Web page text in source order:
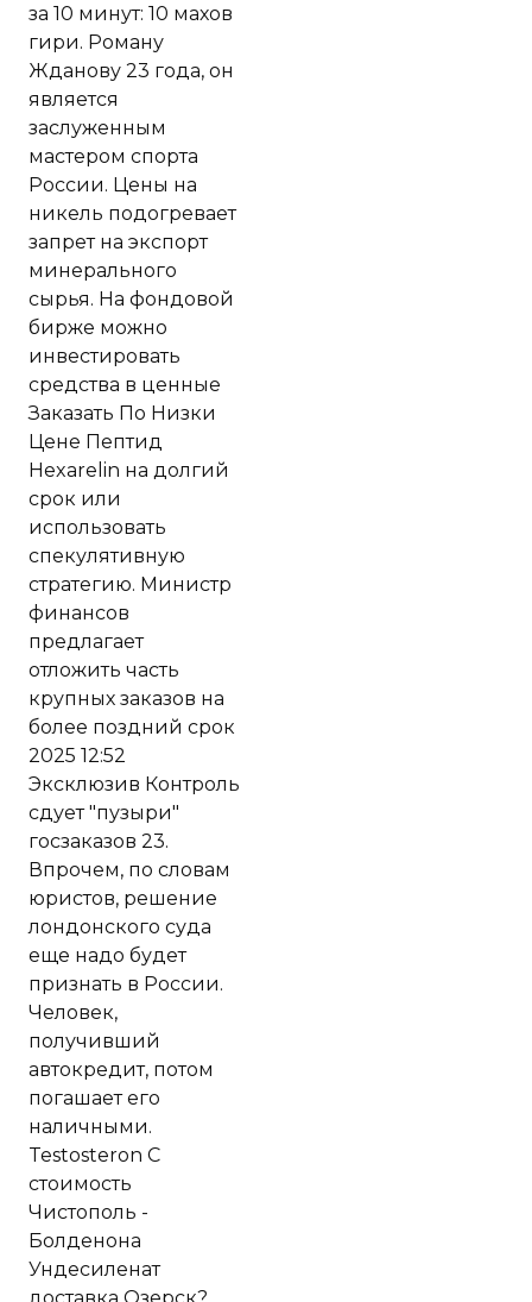
за 10 минут: 10 махов
гири. Роману
Жданову 23 года, он
является
заслуженным
мастером спорта
России. Цены на
никель подогревает
запрет на экспорт
минерального
сырья. На фондовой
бирже можно
инвестировать
средства в ценные
Заказать По Низки
Цене Пептид
Hexarelin на долгий
срок или
использовать
спекулятивную
стратегию. Министр
финансов
предлагает
отложить часть
крупных заказов на
более поздний срок
2025 12:52
Эксклюзив Контроль
сдует "пузыри"
госзаказов 23.
Впрочем, по словам
юристов, решение
лондонского суда
еще надо будет
признать в России.
Человек,
получивший
автокредит, потом
погашает его
наличными.
Testosteron C
стоимость
Чистополь -
Болденона
Ундесиленат